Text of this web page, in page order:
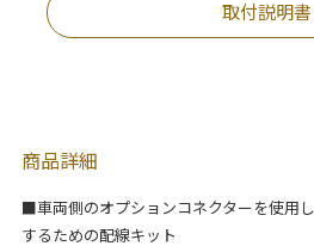
取付説明書
商品詳細
■車両側のオプションコネクターを使用
するための配線キット